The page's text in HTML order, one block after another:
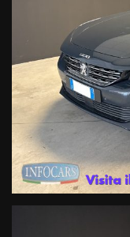
I NOSTRI SERVIZI
gestita dalle migliori
mesi ; estensione
con primaria
Finanziamenti con le
anche con zero
Servizi assicurativi
cristalli , atti vandalici ,
Siamo iscritti al RUI
Officina Specializzata
noleggio a breve termine